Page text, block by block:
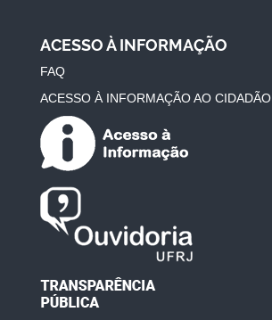
ACESSO À INFORMAÇÃO
FAQ
ACESSO À INFORMAÇÃO AO CIDADÃO